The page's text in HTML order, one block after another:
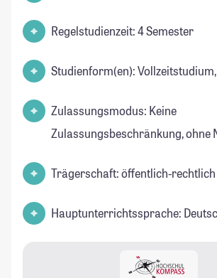
Regelstudienzeit: 4 Semester
Studienform(en):
Zulassungsmodus: Keine
Zulassungsbeschränkung, ohne
Trägerschaft: öffentlich-rechtlich
Hauptunterrichtssprache: